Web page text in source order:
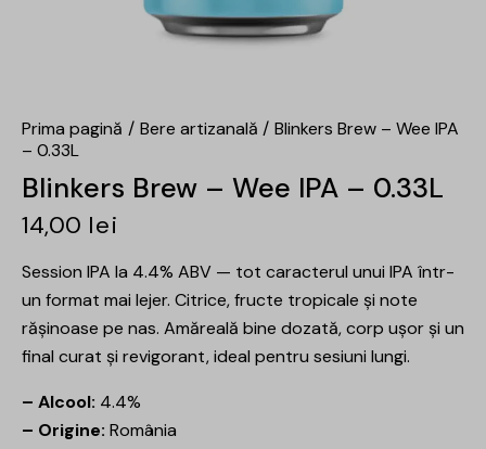
Prima pagină Bere artizanală
Blinkers Brew – Wee IPA
– 0.33L
Blinkers Brew – Wee IPA – 0.33L
14,00 lei
Session IPA la 4.4% ABV — tot caracterul unui IPA într-
un format mai lejer. Citrice, fructe tropicale și note
rășinoase pe nas. Amăreală bine dozată, corp ușor și un
final curat și revigorant, ideal pentru sesiuni lungi.
– Alcool: 4.4%
– Origine: România